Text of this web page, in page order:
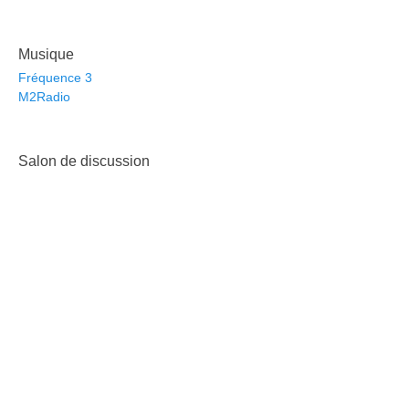
Musique
Fréquence 3
M2Radio
Salon de discussion